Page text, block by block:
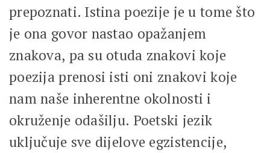
prepoznati. Istina poezije je u tome što
je ona govor nastao opažanjem
znakova, pa su otuda znakovi koje
poezija prenosi isti oni znakovi koje
nam naše inherentne okolnosti i
okruženje odašilju. Poetski jezik
uključuje sve dijelove egzistencije,